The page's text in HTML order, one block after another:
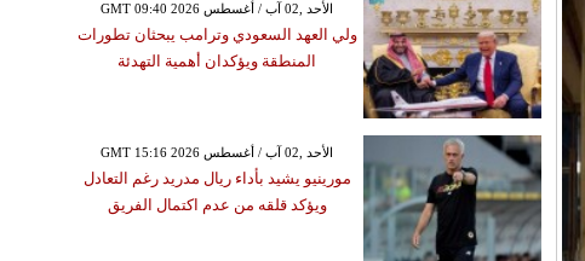
GMT 09:40 2026 الأحد ,02 آب / أغسطس
ولي العهد السعودي وترامب يبحثان تطورات
المنطقة ويؤكدان أهمية التهدئة
GMT 15:16 2026 الأحد ,02 آب / أغسطس
مورينيو يشيد بأداء ريال مدريد رغم التعادل
ويؤكد قلقه من عدم اكتمال الفريق